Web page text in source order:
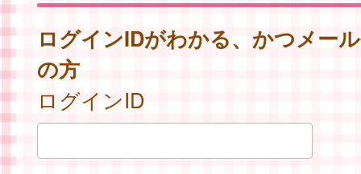
ログインIDがわかる、かつメー
の方
ログインID